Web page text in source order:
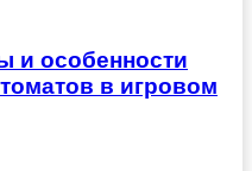
и особенности
в игровом